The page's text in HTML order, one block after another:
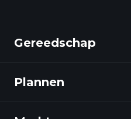
Playtrade Toernooien
Gereedschap
Ontdekken
Plannen